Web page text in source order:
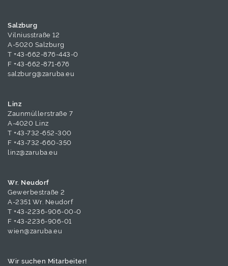
Salzburg
Vilniusstraße 12
A-5020 Salzburg
T +43-662-876-443-0
F +43-662-871-676
salzburg@zaruba.eu
Linz
Zaunmüllerstraße 7
A-4020 Linz
T +43-732-652-300
F +43-732-660-350
linz@zaruba.eu
Wr. Neudorf
Gewerbestraße 2
A-2351 Wr. Neudorf
T +43-2236-906-00-0
F +43-2236-906-01
wien@zaruba.eu
Wir suchen Mitarbeiter!